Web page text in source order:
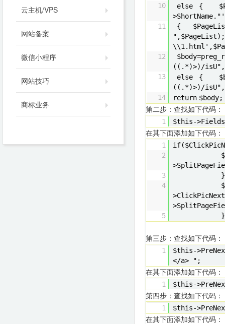
云主机/VPS
网站备案
微信小程序
网站技巧
商标业务
10
else
{
>ShortName.
11
{
"
\\1.html'
12
((.*)>)/isU"
13
else
{
((.*)>)/isU"
14
return
第二步：查找如下代码：
1
$this-
在其下面添加如下代码：
1
if
2
3
}
4
5
}
第三步：查找如下代码：
1
$this-
</a> " ;
在其下面添加如下代码：
1
$this-
第四步：查找如下代码：
1
$this-
在其下面添加如下代码：